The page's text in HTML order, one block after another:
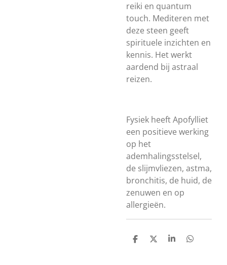
reiki en quantum
touch. Mediteren met
deze steen geeft
spirituele inzichten en
kennis. Het werkt
aardend bij astraal
reizen.
Fysiek heeft Apofylliet
een positieve werking
op het
ademhalingsstelsel,
de slijmvliezen, astma,
bronchitis, de huid, de
zenuwen en op
allergieën.
D
D
S
D